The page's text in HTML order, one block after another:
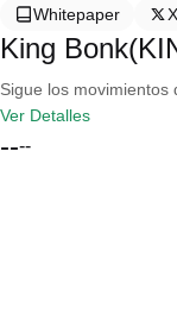
Whitepaper
X
King
Sigue los
Ver Detalles
----